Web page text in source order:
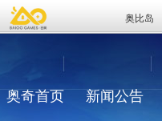
奥比岛
奥奇首页 新闻公告